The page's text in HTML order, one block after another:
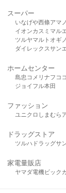
スーパー
いなげや西條アマ
イオンカスミ マル
ツルヤマルト オギノ
ダイレックスサン
ホームセンター
島忠 コメリ ナフコ
ジョイフル本田
ファッション
ユニクロ しまむら
ドラッグストア
ツルハドラッグサ
家電量販店
ヤマダ電機ビック